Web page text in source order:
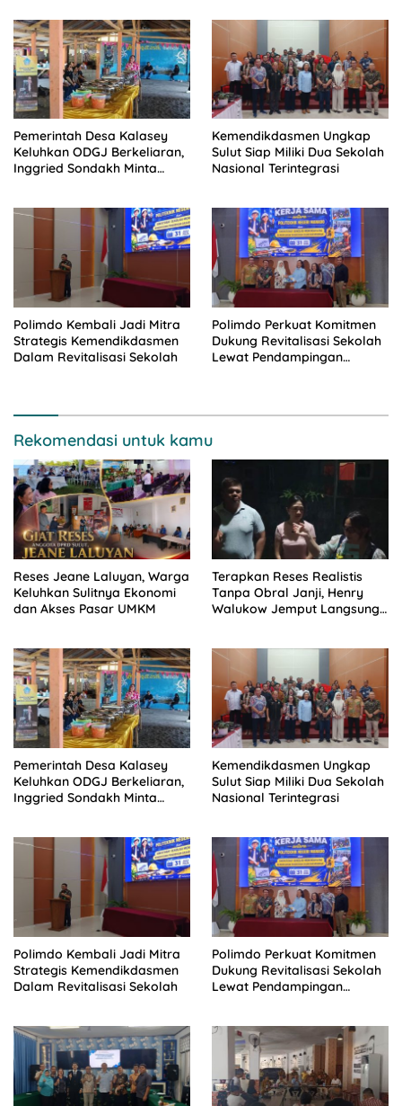
Pemerintah Desa Kalasey
Keluhkan ODGJ Berkeliaran,
Inggried Sondakh Minta
Kemendikdasmen Ungkap
Sulut Siap Miliki Dua Sekolah
Nasional Terintegrasi
Polimdo Kembali Jadi Mitra
Strategis Kemendikdasmen
Dalam Revitalisasi Sekolah
Polimdo Perkuat Komitmen
Dukung Revitalisasi Sekolah
Lewat Pendampingan
Rekomendasi untuk kamu
Reses Jeane Laluyan, Warga
Keluhkan Sulitnya Ekonomi
dan Akses Pasar UMKM
Terapkan Reses Realistis
Tanpa Obral Janji, Henry
Walukow Jemput Langsung
Pemerintah Desa Kalasey
Keluhkan ODGJ Berkeliaran,
Inggried Sondakh Minta
Kemendikdasmen Ungkap
Sulut Siap Miliki Dua Sekolah
Nasional Terintegrasi
Polimdo Kembali Jadi Mitra
Strategis Kemendikdasmen
Dalam Revitalisasi Sekolah
Polimdo Perkuat Komitmen
Dukung Revitalisasi Sekolah
Lewat Pendampingan